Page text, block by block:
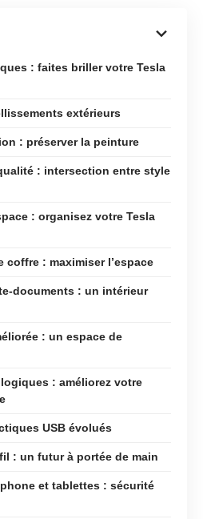
: faites briller votre Tesla
extérieurs
: préserver la peinture
: intersection entre style
: organisez votre Tesla
coffre : maximiser l’espace
documents : un intérieur
: un espace de
: améliorez votre
USB évolués
: un futur à portée de main
et tablettes : sécurité